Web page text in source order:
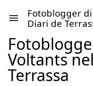
Fotoblogger
Diari de
Voltants
Terrassa